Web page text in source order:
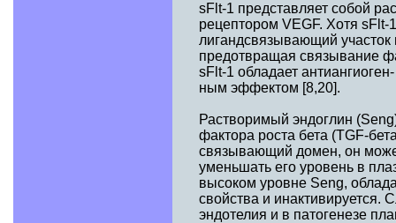
sFlt-1 представляет собой
рецептором VEGF. Хотя
лигандсвязывающий
предотвращая связывание
sFlt-1 обладает антиангиоген-
ным эффектом [8,20].
Растворимый эндоглин
фактора роста бета (TGF-
связывающий домен, он
уменьшать его уровень в
высоком уровне Seng,
свойства и инактивируется.
эндотелия и в патогенезе